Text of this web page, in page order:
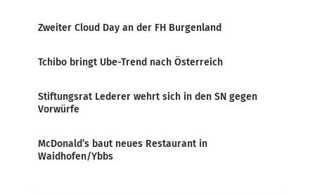
Zweiter Cloud Day an der FH Burgenland
Tchibo bringt Ube-Trend nach Österreich
Stiftungsrat Lederer wehrt sich in den SN gegen
Vorwürfe
McDonald’s baut neues Restaurant in
Waidhofen/Ybbs